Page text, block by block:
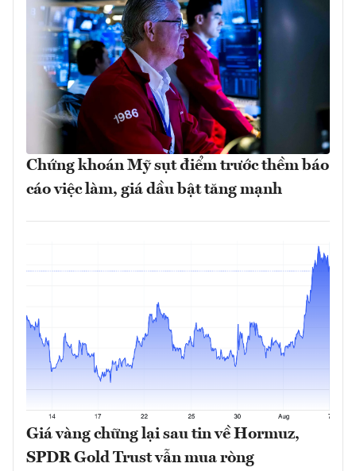
Chứng khoán Mỹ sụt điểm trước thềm báo
cáo việc làm, giá dầu bật tăng mạnh
Giá vàng chững lại sau tin về Hormuz,
SPDR Gold Trust vẫn mua ròng